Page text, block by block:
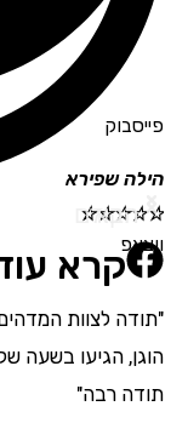
פייסבוק
ווצאפ
הילה שפירא
☆
☆
☆
☆
☆
קרא
"תודה לצוות
הוגן, הגיעו בשעה
תודה רבה"
הקודם
הבא